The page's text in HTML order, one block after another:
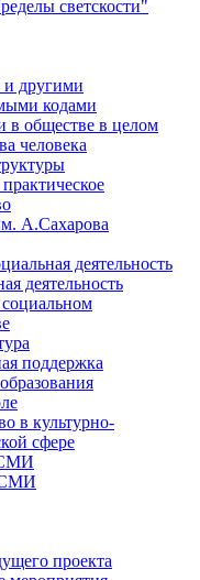
светскости"
другими
кодами
в обществе в целом
человека
А.Сахарова
деятельность
деятельность
поддержка
в культурно-
сфере
СМИ
СМИ
проекта